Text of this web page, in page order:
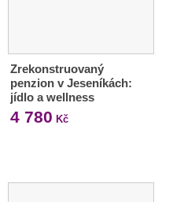
Zrekonstruovaný
penzion v Jeseníkách:
jídlo a wellness
4 780 Kč